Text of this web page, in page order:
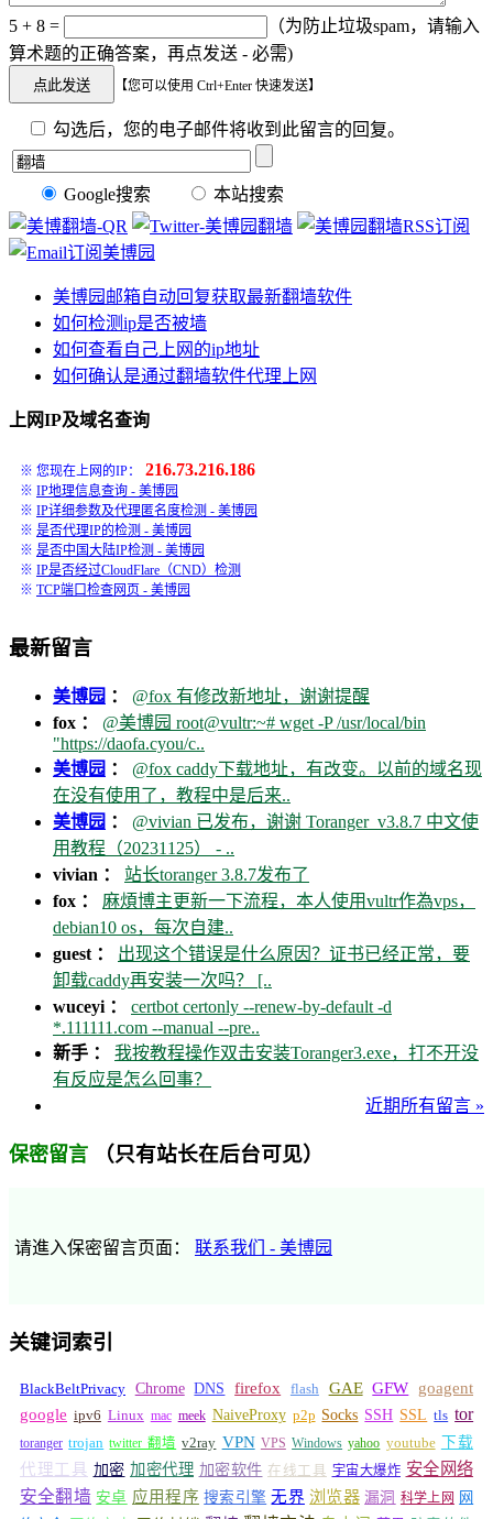
5 + 8 =
（为防止垃圾spam，请输入
算术题的正确答案，再点发送 - 必需)
【您可以使用 Ctrl+Enter 快速发送】
勾选后，您的电子邮件将收到此留言的回复。
Google搜索 本站搜索
美博园邮箱自动回复获取最新翻墙软件
如何检测ip是否被墙
如何查看自己上网的ip地址
如何确认是通过翻墙软件代理上网
上网IP及域名查询
※ 您现在上网的IP： 216.73.216.186
※ IP地理信息查询 - 美博园
※ IP详细参数及代理匿名度检测 - 美博园
※ 是否代理IP的检测 - 美博园
※ 是否中国大陆IP检测 - 美博园
※ IP是否经过CloudFlare（CND）检测
※ TCP端口检查网页 - 美博园
最新留言
美博园 ： @fox 有修改新地址，谢谢提醒
fox ： @美博园 root@vultr:~# wget -P /usr/local/bin
"https://daofa.cyou/c..
美博园 ： @fox caddy下载地址，有改变。以前的域名现
在没有使用了，教程中是后来..
美博园 ： @vivian 已发布，谢谢 Toranger_v3.8.7 中文使
用教程（20231125） - ..
vivian ： 站长toranger 3.8.7发布了
fox ： 麻煩博主更新一下流程，本人使用vultr作為vps，
debian10 os，每次自建..
guest ： 出现这个错误是什么原因？证书已经正常，要
卸载caddy再安装一次吗？ [..
wuceyi ： certbot certonly --renew-by-default -d
*.111111.com --manual --pre..
新手 ： 我按教程操作双击安装Toranger3.exe，打不开没
有反应是怎么回事？
近期所有留言 »
保密留言 （只有站长在后台可见）
请進入保密留言页面： 联系我们 - 美博园
关键词索引
BlackBeltPrivacy Chrome DNS firefox flash GAE GFW
goagent
google ipv6 Linux mac meek NaiveProxy p2p Socks SSH SSL tls tor
toranger trojan twitter 翻墙 v2ray VPN VPS Windows yahoo youtube 下载
代理工具 加密 加密代理 加密软件 在线工具 宇宙大爆炸 安全网络
安全翻墙 安卓 应用程序 搜索引擎 无界 浏览器 漏洞 科学上网 网